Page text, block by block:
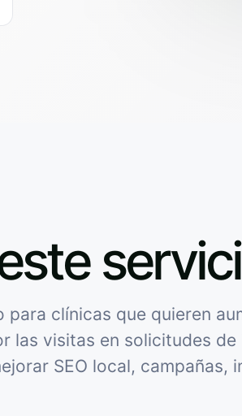
para clínicas que quieren
las visitas en solicitudes de
SEO local, campañas,